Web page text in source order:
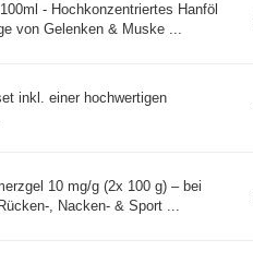
- Hochkonzentriertes Hanföl
von Gelenken & Muske ...
inkl. einer hochwertigen
10 mg/g (2x 100 g) – bei
, Nacken- & Sport ...